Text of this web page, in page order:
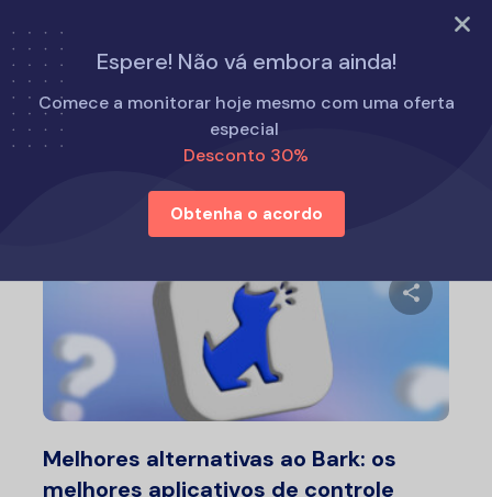
EXPERIMENTE AGORA
Espere! Não vá embora ainda!
Comece a monitorar hoje mesmo com uma oferta
especial
Desconto 30%
Obtenha o acordo
Início Alternativas ao Eyezy
Alternativas ao Eyezy
Melhores alternativas ao Bark: os
melhores aplicativos de controle